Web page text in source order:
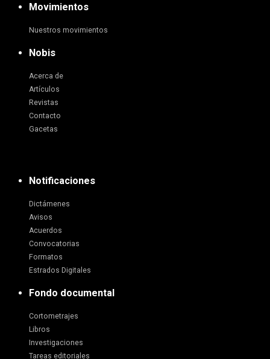
Movimientos
Nuestros movimientos
Nobis
Acerca de
Artículos
Revistas
Contacto
Gacetas
Notificaciones
Dictámenes
Avisos
Acuerdos
Convocatorias
Formatos
Estrados Digitales
Fondo documental
Cortometrajes
Libros
Investigaciones
Tareas editoriales